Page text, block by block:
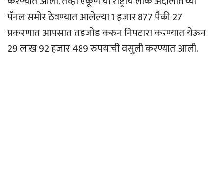
पॅनल समोर ठेवण्यात आलेल्या 1 हजार 877 पैकी 27
प्रकरणात आपसात तडजोड करुन निपटारा करण्यात येऊन
29 लाख 92 हजार 489 रुपयाची वसुली करण्यात आली.